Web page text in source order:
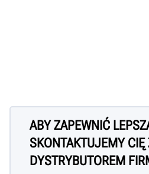
ABY ZAPEWNIĆ
SKONTAKTUJEMY CIĘ
DYSTRYBUTOREM